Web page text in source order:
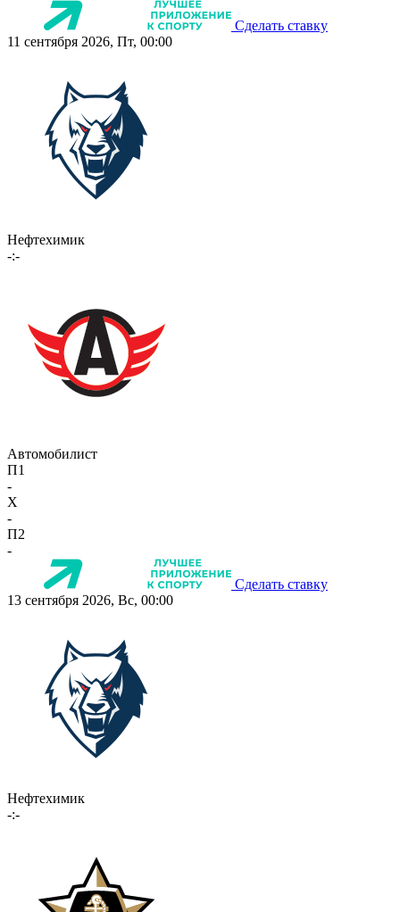
Сделать ставку
11 сентября 2026, Пт, 00:00
Нефтехимик
-:-
Автомобилист
П1
-
X
-
П2
-
Сделать ставку
13 сентября 2026, Вс, 00:00
Нефтехимик
-:-